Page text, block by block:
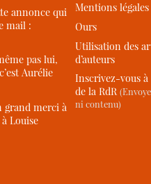
annonce qui
mail :
pas lui,
Aurélie
grand merci à
Louise
Mentions légales
Ours
Utilisation des
d’auteurs
Inscrivez-vous
de la RdR
ni contenu)